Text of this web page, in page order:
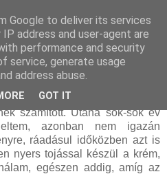
krémmel)
tiramisut, ami akkor még
számított. Utána sok-sok év
azonban nem igazán
ráadásul időközben azt is
nyers tojással készül a krém,
egészen addig, amíg az
Google to deliver its services
address and user-agent are
performance and security
service, generate usage
address abuse.
GOT IT